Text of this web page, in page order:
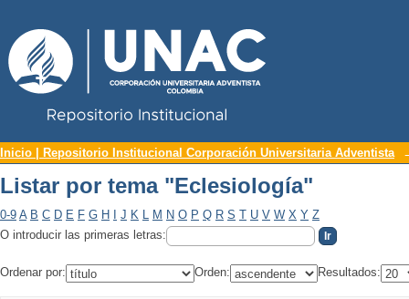
Listar por tema "Eclesiología"
Inicio | Repositorio Institucional Corporación Universitaria Adventista
Listar por tema "Eclesiología"
0-9 A B C D E F G H J K L M N O P Q R S T U V W X Y Z
O introducir las primeras letras:
Ordenar por: Orden: Resultados: